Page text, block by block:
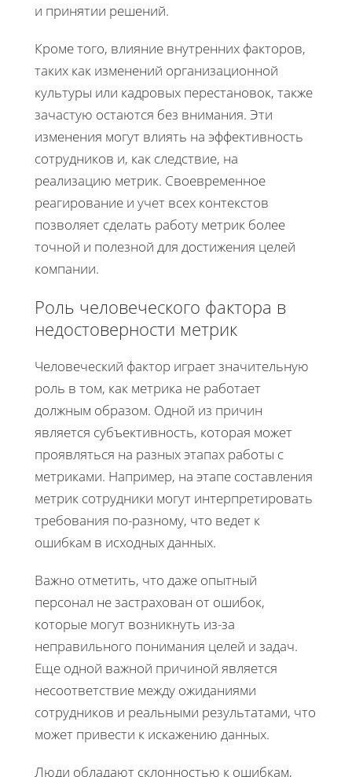
и принятии решений.
Кроме того, влияние внутренних факторов,
таких как изменений организационной
культуры или кадровых перестановок, также
зачастую остаются без внимания. Эти
изменения могут влиять на эффективность
сотрудников и, как следствие, на
реализацию метрик. Своевременное
реагирование и учет всех контекстов
позволяет сделать работу метрик более
точной и полезной для достижения целей
компании.
Роль человеческого фактора в
недостоверности метрик
Человеческий фактор играет значительную
роль в том, как метрика не работает
должным образом. Одной из причин
является субъективность, которая может
проявляться на разных этапах работы с
метриками. Например, на этапе составления
метрик сотрудники могут интерпретировать
требования по-разному, что ведет к
ошибкам в исходных данных.
Важно отметить, что даже опытный
персонал не застрахован от ошибок,
которые могут возникнуть из-за
неправильного понимания целей и задач.
Еще одной важной причиной является
несоответствие между ожиданиями
сотрудников и реальными результатами, что
может привести к искажению данных.
Люди обладают склонностью к ошибкам,